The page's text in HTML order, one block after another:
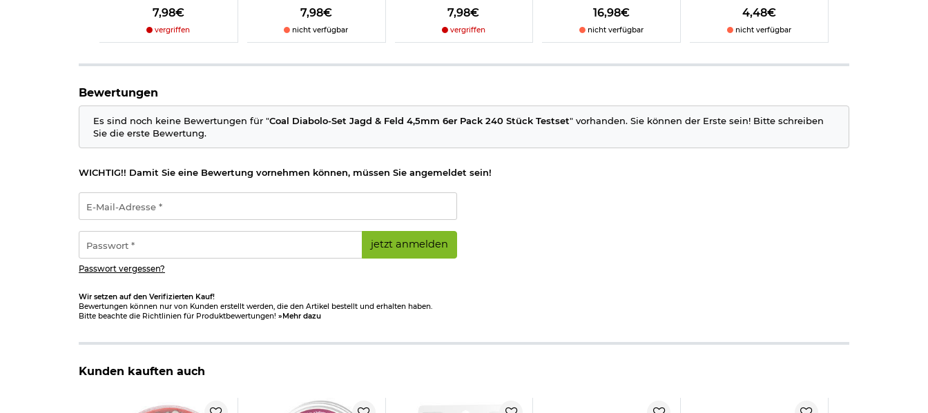
7,98€
vergriffen
7,98€
nicht verfügbar
7,98€
vergriffen
16,98€
nicht verfügbar
4,48€
nicht verfügbar
Bewertungen
Es sind noch keine Bewertungen für "Coal Diabolo-Set Jagd & Feld 4,5mm 6er Pack 240 Stück Testset" vorhanden. Sie können der Erste sein! Bitte schreiben
Sie die erste Bewertung.
WICHTIG!! Damit Sie eine Bewertung vornehmen können, müssen Sie angemeldet sein!
Mail-
Adresse
*
jetzt anmelden
Passwort vergessen?
Wir setzen auf den Verifizierten Kauf!
Bewertungen können nur von Kunden erstellt werden, die den Artikel bestellt und erhalten haben.
Bitte beachte die Richtlinien für Produktbewertungen! »Mehr dazu
Kunden kauften auch